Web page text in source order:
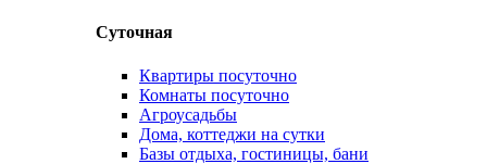
Суточная
Квартиры посуточно
Комнаты посуточно
Агроусадьбы
Дома, коттеджи на сутки
Базы отдыха, гостиницы, бани